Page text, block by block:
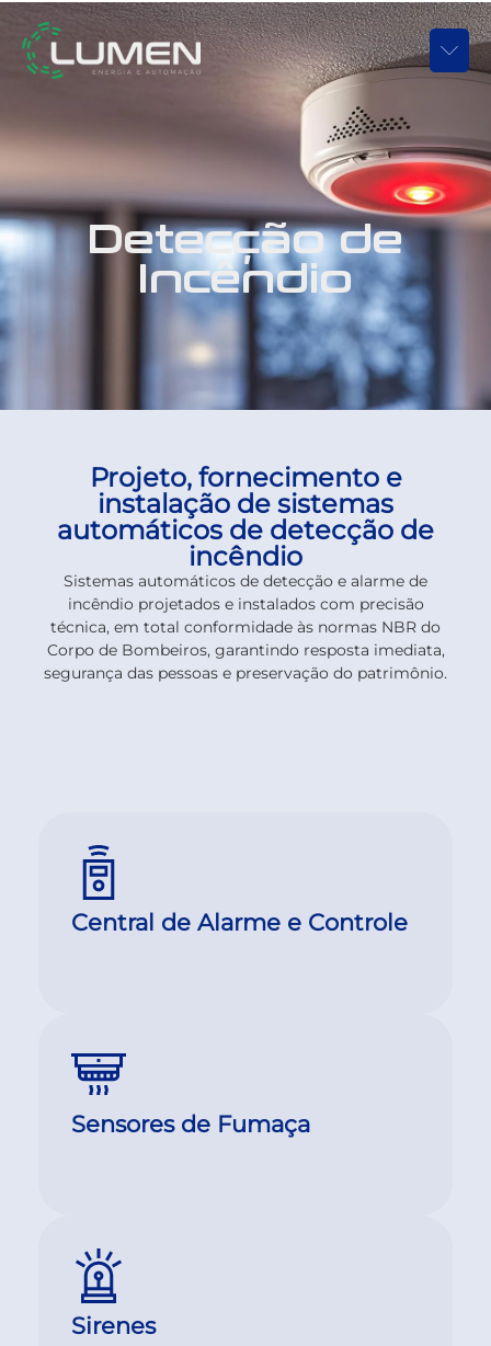
Detecção de
Incêndio
Projeto, fornecimento e
instalação de sistemas
automáticos de detecção de
incêndio
Sistemas automáticos de detecção e alarme de
incêndio projetados e instalados com precisão
técnica, em total conformidade às normas NBR do
Corpo de Bombeiros, garantindo resposta imediata,
segurança das pessoas e preservação do patrimônio.
Central de Alarme e Controle
Sensores de Fumaça
Sirenes